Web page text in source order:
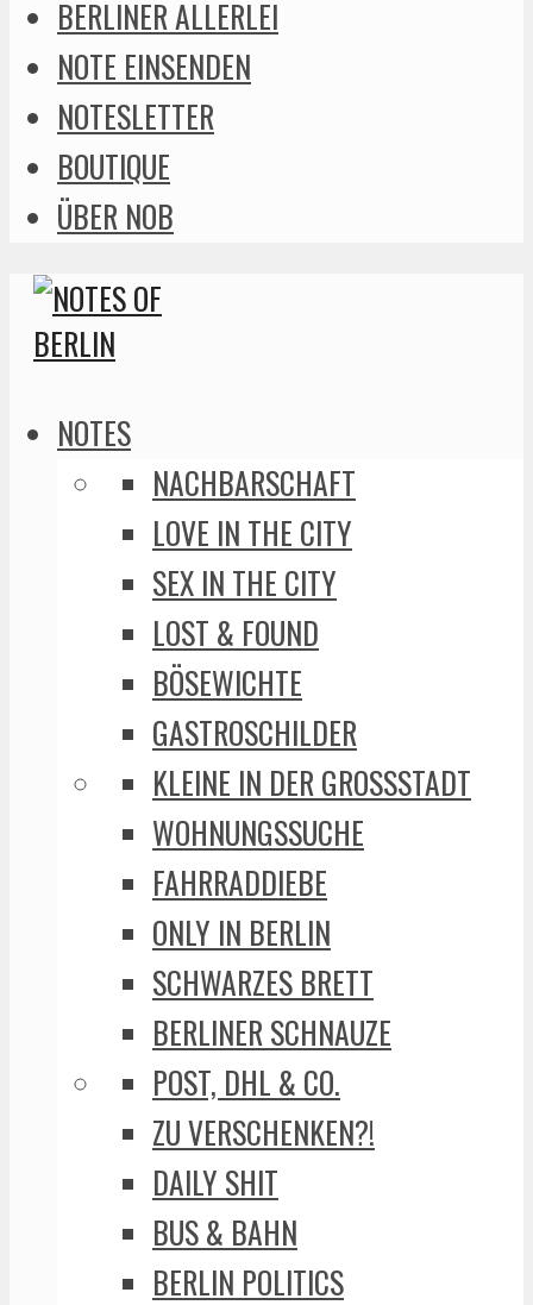
BERLINER ALLERLEI
NOTE EINSENDEN
NOTESLETTER
BOUTIQUE
ÜBER NOB
NOTES
NACHBARSCHAFT
LOVE IN THE CITY
SEX IN THE CITY
LOST & FOUND
BÖSEWICHTE
GASTROSCHILDER
KLEINE IN DER GROSSSTADT
WOHNUNGSSUCHE
FAHRRADDIEBE
ONLY IN BERLIN
SCHWARZES BRETT
BERLINER SCHNAUZE
POST, DHL & CO.
ZU VERSCHENKEN?!
DAILY SHIT
BUS & BAHN
BERLIN POLITICS